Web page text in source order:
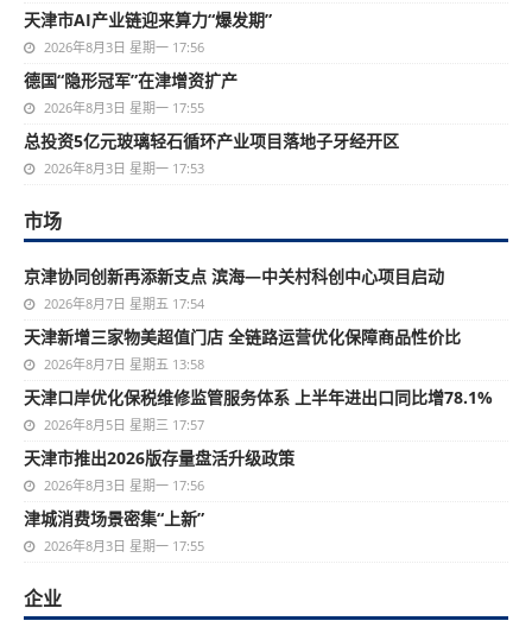
天津市AI产业链迎来算力“爆发期”
2026年8月3日 星期一 17:56
德国“隐形冠军”在津增资扩产
2026年8月3日 星期一 17:55
总投资5亿元玻璃轻石循环产业项目落地子牙经开区
2026年8月3日 星期一 17:53
市场
京津协同创新再添新支点 滨海—中关村科创中心项目启动
2026年8月7日 星期五 17:54
天津新增三家物美超值门店 全链路运营优化保障商品性价比
2026年8月7日 星期五 13:58
天津口岸优化保税维修监管服务体系 上半年进出口同比增78.1%
2026年8月5日 星期三 17:57
天津市推出2026版存量盘活升级政策
2026年8月3日 星期一 17:56
津城消费场景密集“上新”
2026年8月3日 星期一 17:55
企业